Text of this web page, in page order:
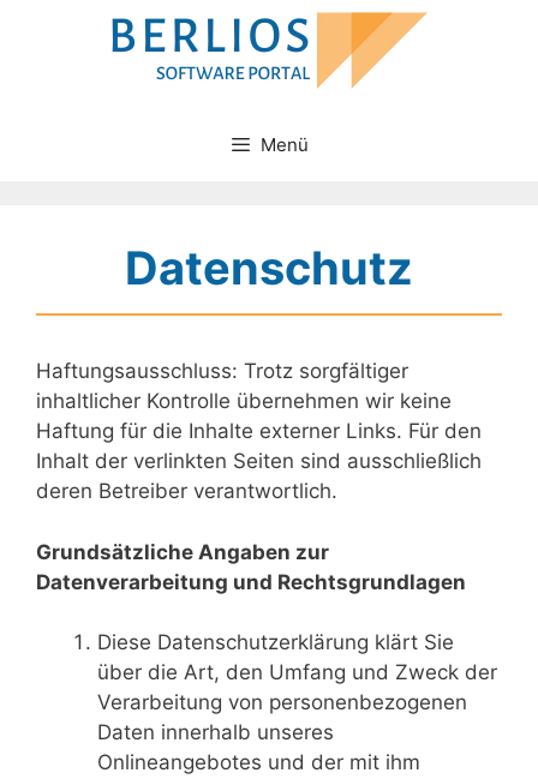
Menü
Datenschutz
Haftungsausschluss: Trotz sorgfältiger
inhaltlicher Kontrolle übernehmen wir keine
Haftung für die Inhalte externer Links. Für den
Inhalt der verlinkten Seiten sind ausschließlich
deren Betreiber verantwortlich.
Grundsätzliche Angaben zur
Datenverarbeitung und Rechtsgrundlagen
Diese Datenschutzerklärung klärt Sie
über die Art, den Umfang und Zweck der
Verarbeitung von personenbezogenen
Daten innerhalb unseres
Onlineangebotes und der mit ihm